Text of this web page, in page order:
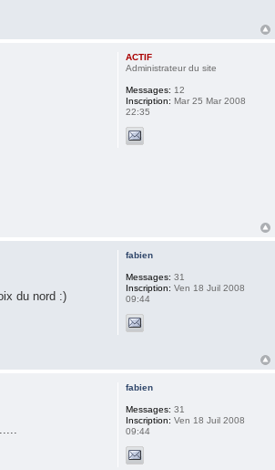
ACTIF
Administrateur du site
Messages: 12
Inscription: Mar 25 Mar 2008
22:35
du nord :)
fabien
Messages: 31
Inscription: Ven 18 Juil 2008
09:44
fabien
Messages: 31
Inscription: Ven 18 Juil 2008
09:44